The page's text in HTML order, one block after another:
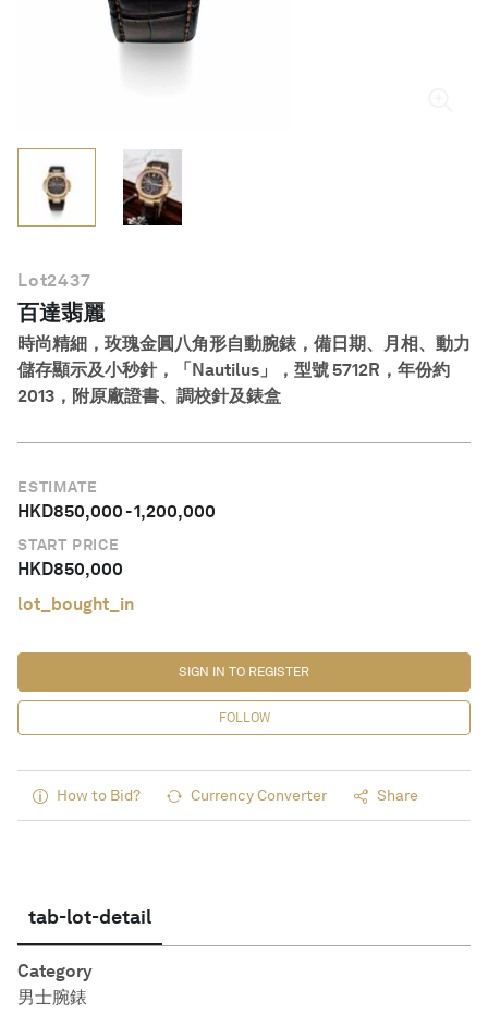
Lot2437
百達翡麗
時尚精細，玫瑰金圓八角形自動腕錶，備日期、月相、動力
儲存顯示及小秒針，「Nautilus」，型號 5712R，年份約
2013，附原廠證書、調校針及錶盒
ESTIMATE
HKD850,000-1,200,000
START PRICE
HKD850,000
lot_bought_in
FOLLOW
SIGN IN TO REGISTER
How to Bid? Currency Converter Share
tab-lot-detail
Category
男士腕錶